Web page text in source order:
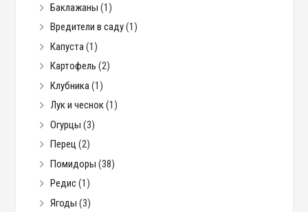
Баклажаны (1)
Вредители в саду(1)
Капуста(1)
Картофель (2)
Клубника(1)
Лук и чеснок(1)
Огурцы (3)
Перец (2)
Помидоры (38)
Редис(1)
Ягоды (3)